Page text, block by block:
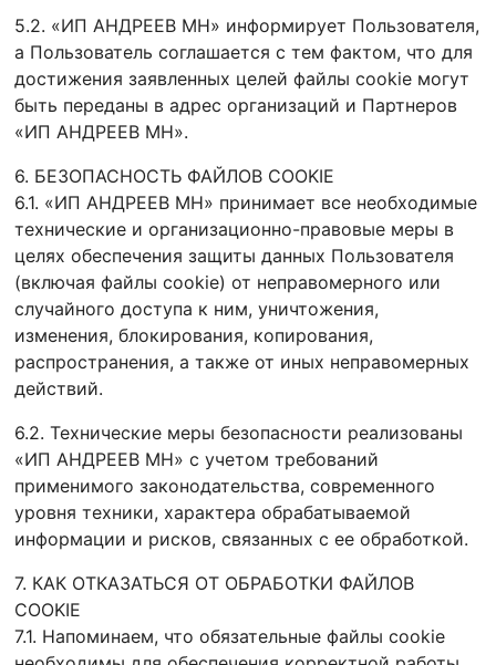
5.2. «ИП АНДРЕЕВ МН» информирует Пользователя,
а Пользователь соглашается с тем фактом, что для
достижения заявленных целей файлы cookie могут
быть переданы в адрес организаций и Партнеров
«ИП АНДРЕЕВ МН».
6. БЕЗОПАСНОСТЬ ФАЙЛОВ COOKIE
6.1. «ИП АНДРЕЕВ МН» принимает все необходимые
технические и организационно-правовые меры в
целях обеспечения защиты данных Пользователя
(включая файлы cookie) от неправомерного или
случайного доступа к ним, уничтожения,
изменения, блокирования, копирования,
распространения, а также от иных неправомерных
действий.
6.2. Технические меры безопасности реализованы
«ИП АНДРЕЕВ МН» с учетом требований
применимого законодательства, современного
уровня техники, характера обрабатываемой
информации и рисков, связанных с ее обработкой.
7. КАК ОТКАЗАТЬСЯ ОТ ОБРАБОТКИ ФАЙЛОВ
COOKIE
7.1. Напоминаем, что обязательные файлы cookie